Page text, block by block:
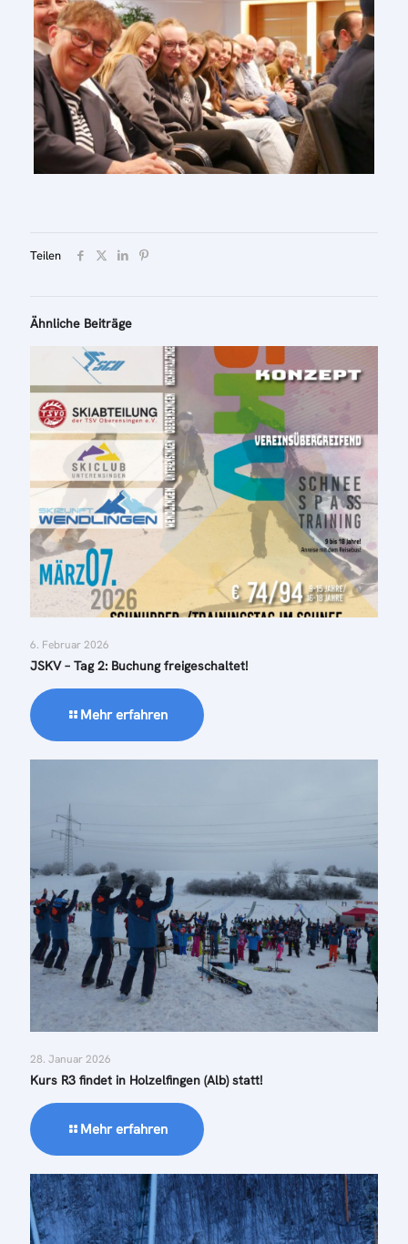
Teilen
Ähnliche Beiträge
6. Februar 2026
JSKV – Tag 2: Buchung freigeschaltet!
Mehr erfahren
28. Januar 2026
Kurs R3 findet in Holzelfingen (Alb) statt!
Mehr erfahren